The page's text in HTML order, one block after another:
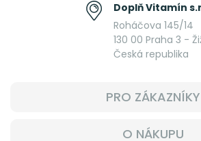
Doplň Vitamín
Roháčova 145/14
130 00 Praha 3 -
Česká republika
PRO ZÁKAZNÍKY
O NÁKUPU